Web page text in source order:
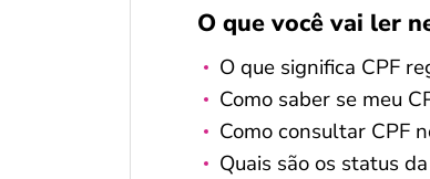
O que você vai ler
O que significa CPF
Como saber se meu
Como consultar CPF
Quais são os status